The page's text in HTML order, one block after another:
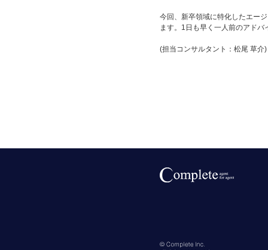
今回、新卒領域に特化したエー
ます。1日も早く一人前のアド
(担当コンサルタント：松尾 草介)